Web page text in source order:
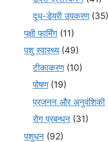
दूध-डेयरी उपकरण(35)
पक्षी फार्मिंग (11)
पशु स्वास्थ्य(49)
टीकाकरण(10)
पोषण(19)
प्रजनन और अनुवंशिकी
रोग प्रबन्धन (31)
पशुधन (92)